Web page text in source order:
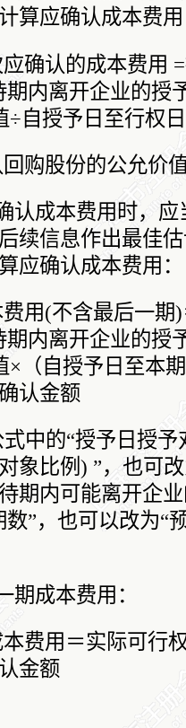
算应确认成本费
确认的成本费用 =
期内离开企业的授
÷自授予日至行权
购股份的公允价
认成本费用时，
续信息作出最佳
应确认成本费用：
用(不含最后一期)
期内离开企业的授
×（自授予日至本
认金额
中的“授予日授予
象比例) ”，也可
期内可能离开企
”，也可以改为“
期成本费用：
费用＝实际可行
金额